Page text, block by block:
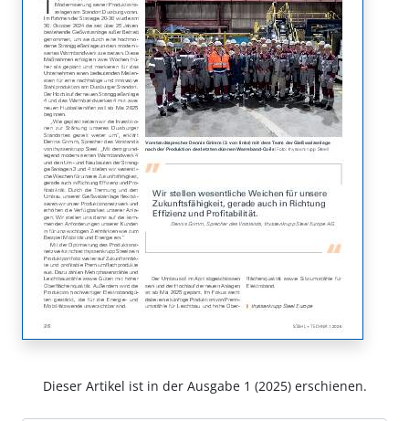
Dieser Artikel ist in der Ausgabe 1 (2025) erschienen.